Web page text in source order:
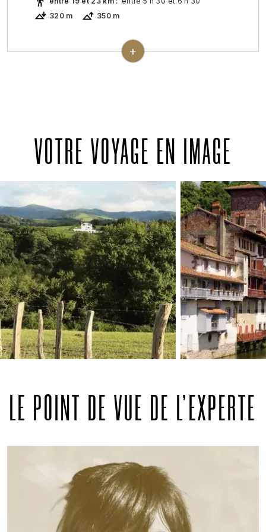
Variante :
Saint-Palais - Larceveau = 15
km, +500m -380m
Saint-Palais - Otabat = 11 km, +440 -340
+
320 m
350 m
la frontière espagnole ! Arrivée à Saint-
Jean-Pied-de-Port : visite de la citadelle
Variante :
Larceveau - Saint-Jean-Pied-
de-Port = 19 km, +350m -320
Ostabat - Saint-Jean-Pied-de-Port = 23
km, +410 -370
VOTRE VOYAGE EN IMAGE
LE POINT DE VUE DE L'EXPERTE